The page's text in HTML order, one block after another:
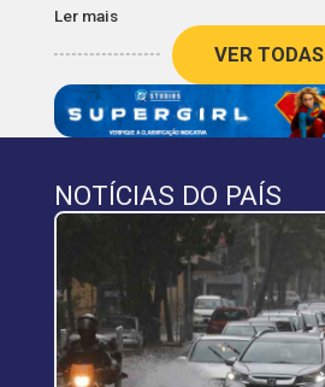
Ler mais
VER TODAS
NOTÍCIAS DO PAÍS